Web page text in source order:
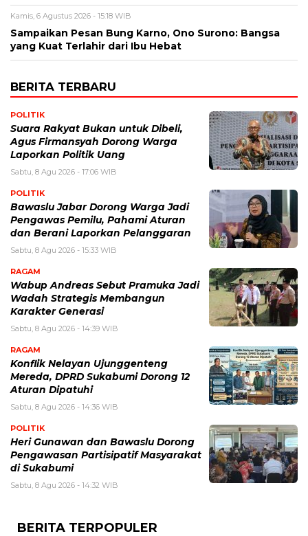
Kamis, 6 Agustus 2026 - 15:18 WIB
Sampaikan Pesan Bung Karno, Ono Surono: Bangsa
yang Kuat Terlahir dari Ibu Hebat
BERITA TERBARU
POLITIK
Suara Rakyat Bukan untuk Dibeli,
Agus Firmansyah Dorong Warga
Laporkan Politik Uang
Sabtu, 8 Agu 2026 - 17:06 WIB
POLITIK
Bawaslu Jabar Dorong Warga Jadi
Pengawas Pemilu, Pahami Aturan
dan Berani Laporkan Pelanggaran
Sabtu, 8 Agu 2026 - 15:33 WIB
RAGAM
Wabup Andreas Sebut Pramuka Jadi
Wadah Strategis Membangun
Karakter Generasi ‎
Sabtu, 8 Agu 2026 - 14:39 WIB
RAGAM
Konflik Nelayan Ujunggenteng
Mereda, DPRD Sukabumi Dorong 12
Aturan Dipatuhi
Sabtu, 8 Agu 2026 - 14:36 WIB
POLITIK
Heri Gunawan dan Bawaslu Dorong
Pengawasan Partisipatif Masyarakat
di Sukabumi
Sabtu, 8 Agu 2026 - 14:32 WIB
BERITA TERPOPULER